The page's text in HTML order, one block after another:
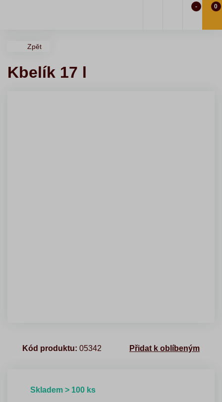
- 0
Zpět
Kbelík 17 l
Kód produktu: 05342 Přidat k oblíbeným
Skladem > 100 ks